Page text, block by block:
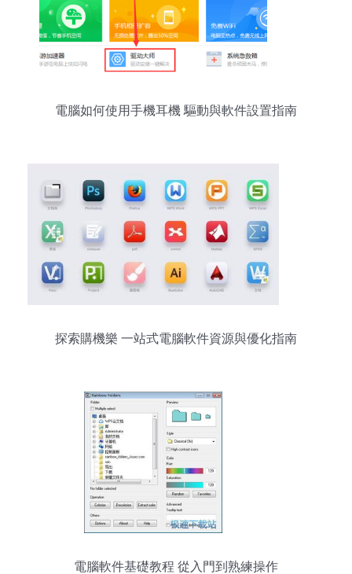
電腦如何使用手機耳機 驅動與軟件設置指南
探索購機樂 一站式電腦軟件資源與優化指南
電腦軟件基礎教程 從入門到熟練操作